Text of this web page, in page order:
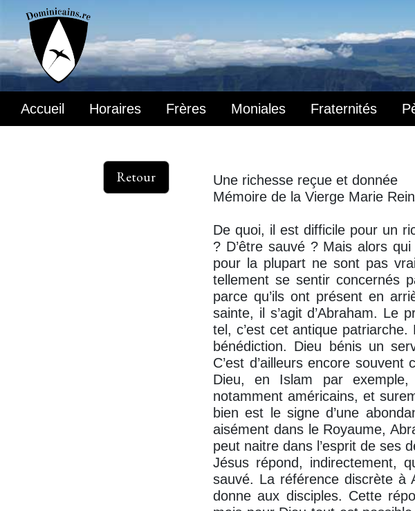
Accueil Horaires Frères Moniales Fraternités
Retour
Une richesse reçue et donnée
Mémoire de la Vierge Marie
De quoi, il est difficile pour un
? D’être sauvé ? Mais alors
pour la plupart ne sont pas
tellement se sentir concernés
parce qu’ils ont présent en
sainte, il s’agit d’Abraham. Le
tel, c’est cet antique
bénédiction. Dieu bénis un
C’est d’ailleurs encore
Dieu, en Islam par
notamment américains, et
bien est le signe d’une
aisément dans le Royaume,
peut naitre dans l’esprit de ses
Jésus répond, indirectement,
sauvé. La référence discrète à
donne aux disciples. Cette